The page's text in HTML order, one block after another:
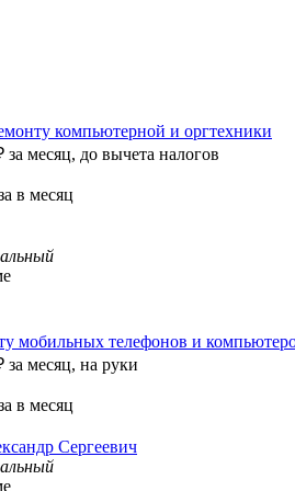
компьютерной и оргтехники
за месяц, до вычета налогов
в месяц
мобильных телефонов и
за месяц, на руки
в месяц
Сергеевич